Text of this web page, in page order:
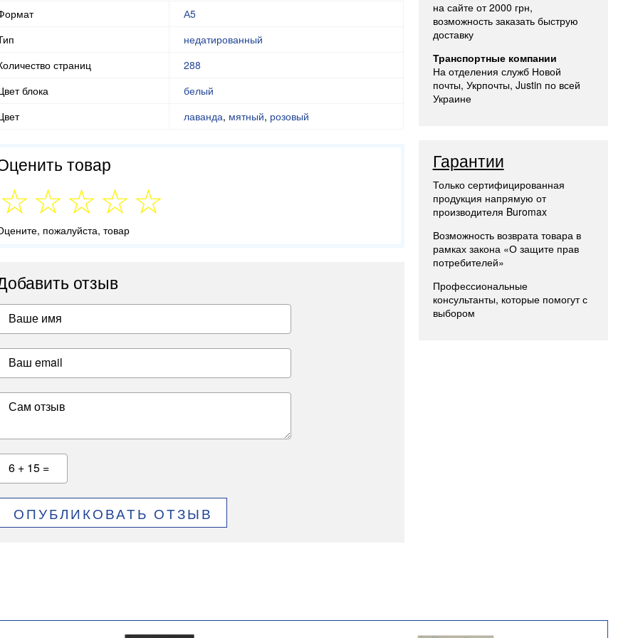
А5
недатированный
страниц
288
блока
белый
лаванда, мятный, розовый
товар
пожалуйста, товар
отзыв
Ваше имя
Ваш email
Сам отзыв
6 + 15 =
ОПУБЛИКОВАТЬ ОТЗЫВ
на сайте от 2000 грн,
возможность заказать быструю
доставку
Транспортные компании
На отделения служб Новой
почты, Укрпочты, Justin по всей
Украине
Гарантии
Только сертифицированная
продукция напрямую от
производителя Buromax
Возможность возврата товара в
рамках закона «О защите прав
потребителей»
Профессиональные
консультанты, которые помогут с
выбором